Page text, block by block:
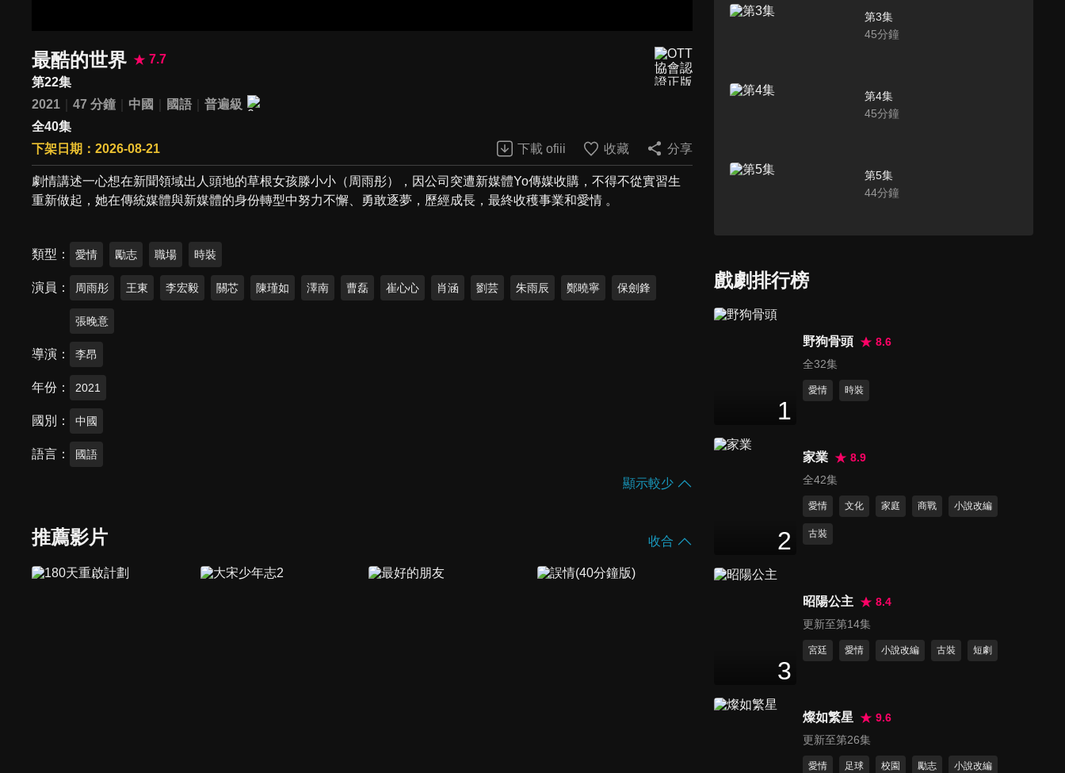
最酷的世界
7.7
第22集
2021
47 分鐘 中國 國語
普遍級
全40集
下架日期：2026-08-21
下載 ofiii 收藏 分享
劇情講述一心想在新聞領域出人頭地的草根女孩滕小小（周雨彤），因公司突遭新媒體Yo傳媒收購，不得不從實習生
重新做起，她在傳統媒體與新媒體的身份轉型中努力不懈、勇敢逐夢，歷經成長，最終收穫事業和愛情 。
類型 愛情 勵志 職場 時裝
演員 周雨彤 王東 李宏毅 關芯 陳瑾如 澤南 曹磊 崔心心 肖涵 劉芸 朱雨辰 鄭曉寧 保劍鋒
張晚意
導演 李昂
年份 2021
國別 中國
語言 國語
顯示較少
推薦影片 收合
第3集
45分鐘
第4集
45分鐘
第5集
44分鐘
46
分鐘
第11集
45
戲劇排行榜
1
野狗骨頭
8.6
全32集
愛情 時裝
2
家業
8.9
全42集
愛情 文化 家庭 商戰 小說改編
古裝
3
昭陽公主
8.4
更新至第14集
宮廷 愛情 小說改編 古裝 短劇
燦如繁星
9.6
更新至第26集
愛情 足球 校園 勵志 小說改編